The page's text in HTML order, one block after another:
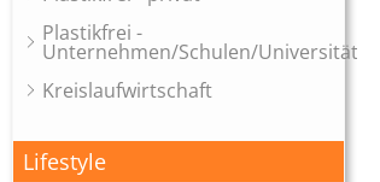
Plastikfrei -
Unternehmen/Schulen/Universitäten
Kreislaufwirtschaft
Lifestyle